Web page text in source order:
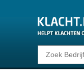
Klacht